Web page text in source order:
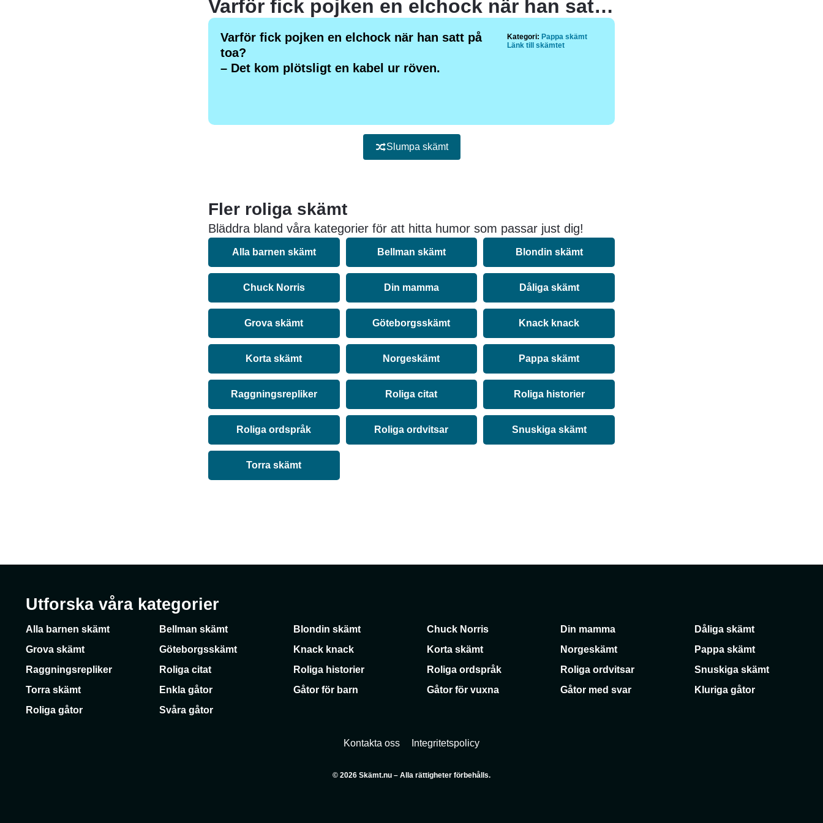
Varför fick pojken en elchock när han satt på toa?
Varför fick pojken en elchock när han satt på
toa?
– Det kom plötsligt en kabel ur röven.
Kategori: Pappa skämt
Länk till skämtet
Slumpa skämt
Fler roliga skämt
Bläddra bland våra kategorier för att hitta humor som passar just dig!
Alla barnen skämt Bellman skämt Blondin skämt
Chuck Norris Din mamma Dåliga skämt
Grova skämt Göteborgsskämt Knack knack
Korta skämt Norgeskämt Pappa skämt
Raggningsrepliker Roliga citat Roliga historier
Roliga ordspråk Roliga ordvitsar Snuskiga skämt
Torra skämt
Utforska våra kategorier
Alla barnen skämt Bellman skämt Blondin skämt Chuck Norris Din mamma
Dåliga skämt
Grova skämt
Göteborgsskämt Knack knack Korta skämt Norgeskämt
Pappa skämt
Raggningsrepliker
Roliga citat Roliga historier Roliga ordspråk Roliga ordvitsar
Snuskiga skämt
Torra skämt
Enkla gåtor Gåtor för barn Gåtor för vuxna Gåtor med svar
Kluriga gåtor
Roliga gåtor
Svåra gåtor
Kontakta oss Integritetspolicy
© 2026 Skämt.nu – Alla rättigheter förbehålls.